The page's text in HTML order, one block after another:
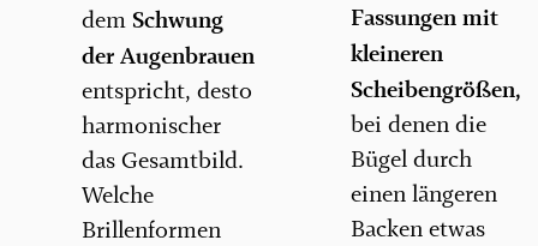
dem Schwung
der Augenbrauen
entspricht, desto
harmonischer
das Gesamtbild.
Welche
Brillenformen
Fassungen mit
kleineren
Scheibengrößen,
bei denen die
Bügel durch
einen längeren
Backen etwas